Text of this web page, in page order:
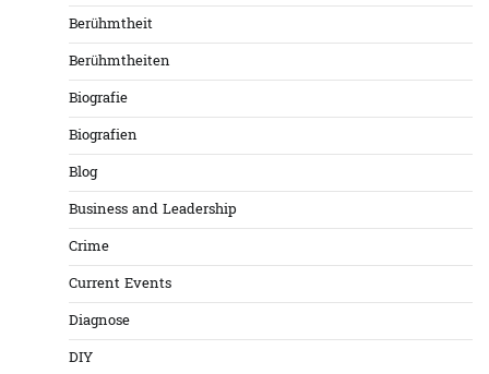
Berühmtheit
Berühmtheiten
Biografie
Biografien
Blog
Business and Leadership
Crime
Current Events
Diagnose
DIY